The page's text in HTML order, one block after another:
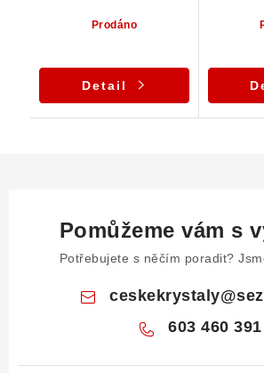
Prodáno
Detail
Pomůžeme vám s
Potřebujete s něčím poradit?
ceskekrystaly@
603 460 391